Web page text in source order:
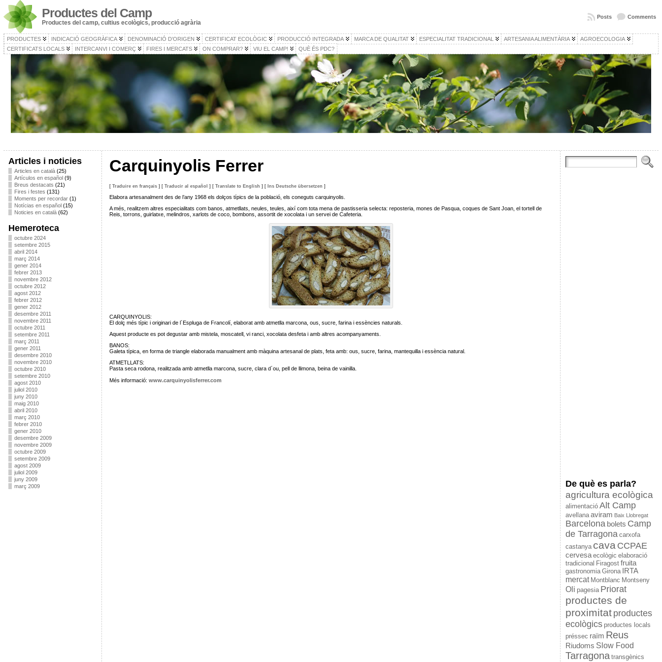
Productes del Camp
Productes del camp, cultius ecològics, producció agrària
Comments
Posts
PRODUCTES INDICACIÓ GEOGRÀFICA DENOMINACIÓ D’ORIGEN CERTIFICAT ECOLÒGIC PRODUCCIÓ INTEGRADA MARCA DE QUALITAT ESPECIALITAT TRADICIONAL ARTESANIA ALIMENTÀRIA
AGROECOLOGIA
CERTIFICATS LOCALS
INTERCANVI I COMERÇ FIRES I MERCATS ON COMPRAR? VIU EL CAMP! QUÈ ÉS PDC?
Articles i noticies
Articles en català(25)
Artículos en español(9)
Breus destacats (21)
Fires i festes (131)
Moments per recordar(1)
Notícias en español(15)
Noticies en català(62)
Hemeroteca
octubre 2024
setembre 2015
abril 2014
març 2014
gener 2014
febrer 2013
novembre 2012
octubre 2012
agost 2012
febrer 2012
gener 2012
desembre 2011
novembre 2011
octubre 2011
setembre 2011
març 2011
gener 2011
desembre 2010
novembre 2010
octubre 2010
setembre 2010
agost 2010
juliol 2010
juny 2010
maig 2010
abril 2010
març 2010
febrer 2010
gener 2010
desembre 2009
novembre 2009
octubre 2009
setembre 2009
agost 2009
juliol 2009
juny 2009
març 2009
Carquinyolis Ferrer
[ Traduire en français] [ Traducir al español ] [ Translate to English ] [ Ins Deutsche übersetzen ]
Elabora artesanalment des de l’any 1968 els dolços típics de la població, els coneguts carquinyolis.
A més, realitzem altres especialitats com banos, atmetllats, neules, teules, així com tota mena de pastisseria selecta: reposteria, mones de Pasqua, coques de Sant Joan, el tortell de
Reis, torrons, guirlatxe, melindros, xarlots de coco, bombons, assortit de xocolata i un servei de Cafeteria.
CARQUINYOLIS:
El dolç més típic i originari de l´Espluga de Francolí, elaborat amb atmetlla marcona, ous, sucre, farina i essències naturals.
Aquest producte es pot degustar amb mistela, moscatell, vi ranci, xocolata desfeta i amb altres acompanyaments.
BANOS:
Galeta típica, en forma de triangle elaborada manualment amb màquina artesanal de plats, feta amb: ous, sucre, farina, mantequilla i essència natural.
ATMETLLATS:
Pasta seca rodona, realitzada amb atmetlla marcona, sucre, clara d´ou, pell de llimona, beina de vainilla.
Més informació: www.carquinyolisferrer.com
De què es parla?
agricultura ecològica
alimentació Alt Camp
avellana aviram Baix Llobregat
Barcelona bolets Camp
de Tarragona carxofa
castanya cava CCPAE
cervesa ecològic elaboració
tradicional Firagost fruita
gastronomia Girona IRTA
mercat Montblanc Montseny
Oli pagesia Priorat
productes de
proximitat productes
ecològics productes locals
préssec raïm Reus
Riudoms Slow Food
Tarragona transgènics